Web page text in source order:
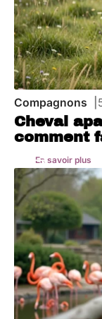
Compagnons
Cheval
comment
En savoir plus